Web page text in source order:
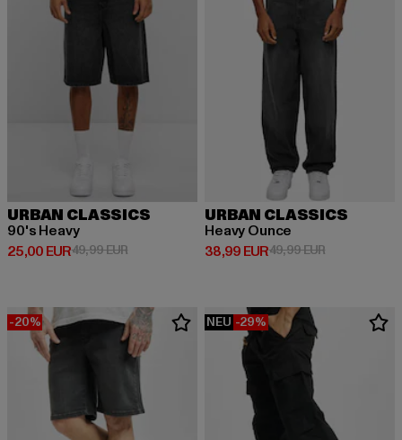
URBAN CLASSICS
90's Heavy
25,00 EUR
Derzeitiger Preis: 25,00 EUR
49,99 EURAktionspreis: 49,99 EUR
URBAN CLASSICS
Heavy Ounce
38,99 EUR
Derzeitiger Preis: 38,99 EUR
49,99 EURAktionspreis:
-20% NEU -29%